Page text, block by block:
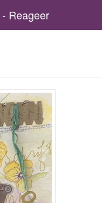
Reageer